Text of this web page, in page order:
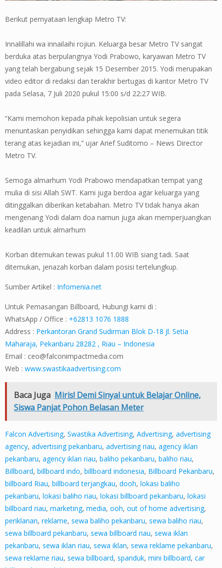
Berikut pernyataan lengkap Metro TV:
Innalillahi wa innailaihi rojiun. Keluarga besar Metro TV sangat
berduka atas berpulangnya Yodi Prabowo, karyawan Metro TV
yang telah bergabung sejak 15 Desember 2015. Yodi merupakan
video editor di redaksi dan terakhir bertugas di kantor Metro TV
pada Selasa, 7 Juli 2020 pukul 15:00 s/d 22:27 WIB.
“Kami memohon kepada pihak kepolisian untuk segera
menuntaskan penyidikan sehingga kami dapat menemukan titik
terang atas kejadian ini,” ujar Arief Suditomo – News Director
Metro TV.
Semoga almarhum Yodi Prabowo mendapatkan tempat yang
mulia di sisi Allah SWT. Kami juga berdoa agar keluarga yang
ditinggalkan diberikan ketabahan. Metro TV tidak hanya akan
mengenang Yodi dalam doa namun juga akan memperjuangkan
keadilan untuk almarhum
Korban ditemukan tewas pukul 11.00 WIB siang tadi. Saat
ditemukan, jenazah korban dalam posisi tertelungkup.
Sumber Artikel : Infomenia.net
Untuk Pemasangan Billboard, Hubungi kami di :
WhatsApp / Office : +62813 1076 1888
Address : Perkantoran Grand Sudirman Blok D-18 Jl. Setia
Maharaja, Pekanbaru 28282 , Riau – Indonesia
Email : ceo@falconimpactmedia.com
Web : www.swastikaadvertising.com
Baca Juga Miris! Demi Sinyal untuk Belajar Online,
Siswa Panjat Pohon Belasan Meter
Falcon Advertising, Swastika Advertising, Advertising, advertising
agency, advertising pekanbaru, advertising riau, agency iklan
pekanbaru, agency iklan riau, baliho pekanbaru, baliho riau,
Billboard, billboard indo, billboard indonesia, Billboard Pekanbaru,
billboard Riau, billboard terjangkau, dooh, lokasi baliho
pekanbaru, lokasi baliho riau, lokasi billboard pekanbaru, lokasi
billboard riau, marketing, media, ooh, out of home advertising,
periklanan, reklame, sewa baliho pekanbaru, sewa baliho riau,
sewa billboard pekanbaru, sewa billboard riau, sewa iklan
pekanbaru, sewa iklan riau, sewa iklan, sewa reklame pekanbaru,
sewa reklame riau, sewa billboard, spanduk, mini billboard, car